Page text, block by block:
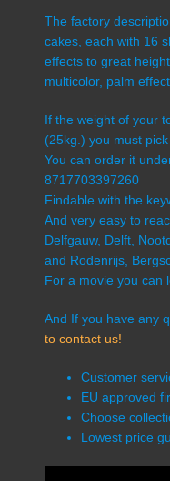
The factory
cakes, each with 16
effects to great
multicolor, palm
If the weight of your
(25kg.) you must
You can order it
8717703397260
Findable with the
And very easy to
Delfgauw, Delft,
and Rodenrijs,
For a movie you can
And If you have any
to contact us!
Customer
EU approved
Choose
Lowest price